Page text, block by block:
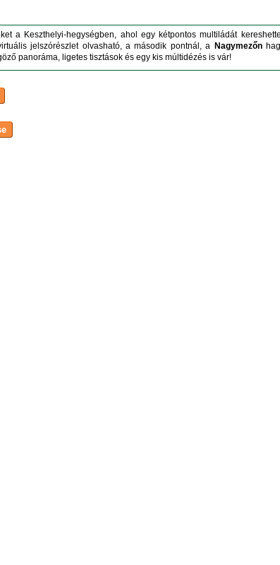
a Keszthelyi-hegységben, ahol egy kétpontos multiládát
jelszórészlet olvasható, a második pontnál, a Nagymezőn
panoráma, ligetes tisztások és egy kis múltidézés is vár!